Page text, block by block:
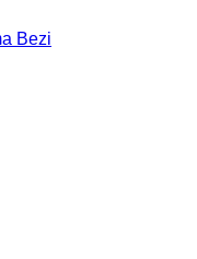
Bezi